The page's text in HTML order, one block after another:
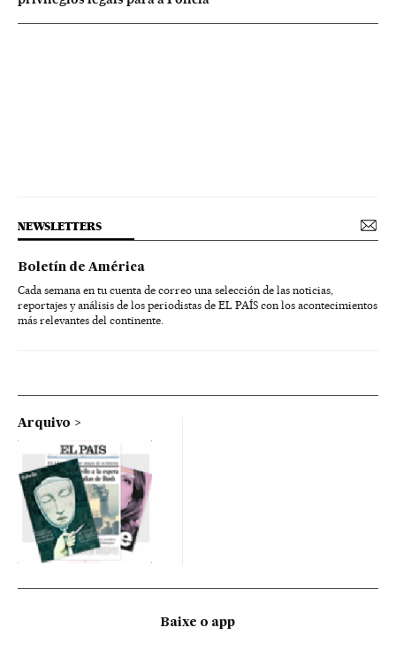
NEWSLETTERS
Boletín de América
Cada semana en tu cuenta de correo una selección de las noticias,
reportajes y análisis de los periodistas de EL PAÍS con los acontecimientos
más relevantes del continente.
Arquivo
Baixe o app